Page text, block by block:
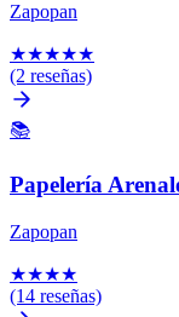
Zapopan
★★★★★
(2 reseñas)
📚
Papelería
Zapopan
★★★★
(14 reseñas)